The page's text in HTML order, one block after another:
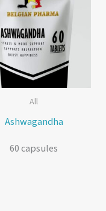
All
Ashwagandha
60 capsules